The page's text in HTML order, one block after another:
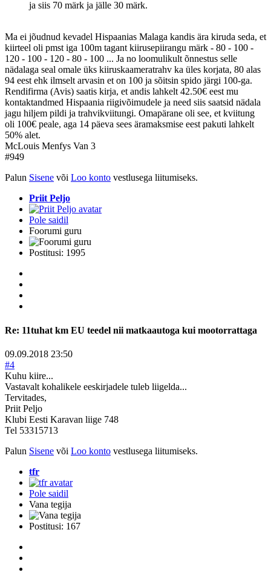
ja siis 70 märk ja jälle 30 märk.
Ma ei jõudnud kevadel Hispaanias Malaga kandis ära kiruda seda, et
kiirteel oli pmst iga 100m tagant kiirusepiirangu märk - 80 - 100 -
120 - 100 - 120 - 80 - 100 ... Ja no loomulikult õnnestus selle
nädalaga seal omale üks kiiruskaameratrahv ka üles korjata, 80 alas
94 eest ehk ilmselt arvasin et on 100 ja sõitsin spido järgi 100-ga.
Rendifirma (Avis) saatis kirja, et andis lahkelt 42.50€ eest mu
kontaktandmed Hispaania riigivõimudele ja need siis saatsid nädala
jagu hiljem pildi ja trahvikviitungi. Omapärane oli see, et kviitung
oli 100€ peale, aga 14 päeva sees äramaksmise eest pakuti lahkelt
50% alet.
McLouis Menfys Van 3
#949
Palun Sisene või Loo konto vestlusega liitumiseks.
Priit Peljo
Pole saidil
Foorumi guru
Postitusi: 1995
Re: 11tuhat km EU teedel nii matkaautoga kui mootorrattaga
09.09.2018 23:50
#4
Kuhu kiire...
Vastavalt kohalikele eeskirjadele tuleb liigelda...
Tervitades,
Priit Peljo
Klubi Eesti Karavan liige 748
Tel 53315713
Palun Sisene või Loo konto vestlusega liitumiseks.
tfr
Pole saidil
Vana tegija
Postitusi: 167